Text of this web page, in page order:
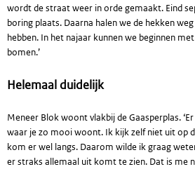
wordt de straat weer in orde gemaakt. Eind
boring plaats. Daarna halen we de hekken
hebben. In het najaar kunnen we beginnen
bomen.’
Helemaal duidelijk
Meneer Blok woont vlakbij de Gaasperplas.
waar je zo mooi woont. Ik kijk zelf niet uit op
kom er wel langs. Daarom wilde ik graag
er straks allemaal uit komt te zien. Dat is me